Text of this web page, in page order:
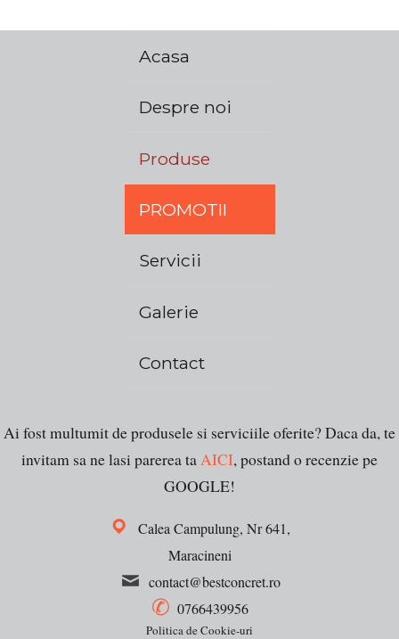
Acasa
Despre noi
Produse
PROMOTII
Servicii
Galerie
Contact
Ai fost multumit de produsele si serviciile oferite? Daca da, te
invitam sa ne lasi parerea taAICI, postand o recenzie pe
GOOGLE!
Calea Campulung, Nr 641,
Maracineni
contact@bestconcret.ro
0766439956
Politica de Cookie-uri